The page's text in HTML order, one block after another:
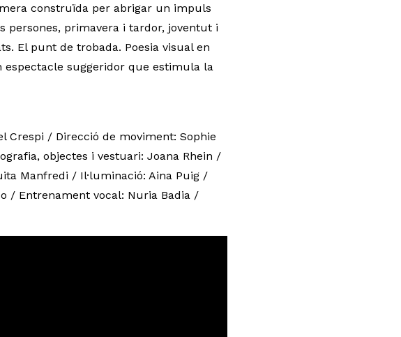
construïda per abrigar un impuls
persones, primavera i tardor, joventut i
El punt de trobada. Poesia visual en
suggeridor que estimula la
Crespi / Direcció de moviment: Sophie
objectes i vestuari: Joana Rhein /
Manfredi / Il·luminació: Aina Puig /
/ Entrenament vocal: Nuria Badia /